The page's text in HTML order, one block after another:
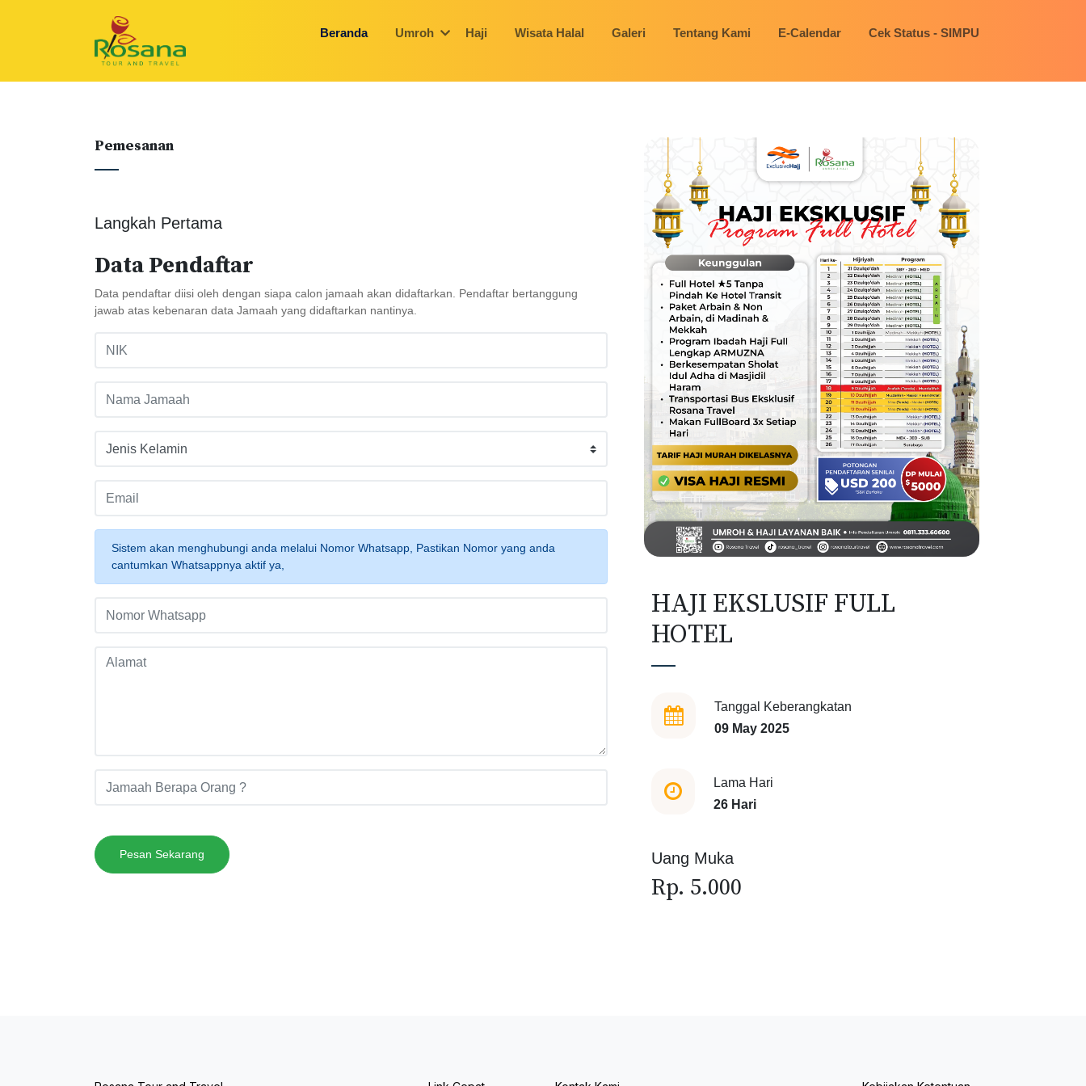
Beranda Umroh Haji Wisata Halal Galeri Tentang Kami E-Calendar Cek Status - SIMPU
Pemesanan
Langkah Pertama
Data Pendaftar
Data pendaftar diisi oleh dengan siapa calon jamaah akan didaftarkan. Pendaftar bertanggung
jawab atas kebenaran data Jamaah yang didaftarkan nantinya.
Sistem akan menghubungi anda melalui Nomor Whatsapp, Pastikan Nomor yang anda
cantumkan Whatsappnya aktif ya,
Pesan Sekarang
HAJI EKSLUSIF FULL
HOTEL
Tanggal Keberangkatan
09 May 2025
Lama Hari
26 Hari
Uang Muka
Rp. 5.000